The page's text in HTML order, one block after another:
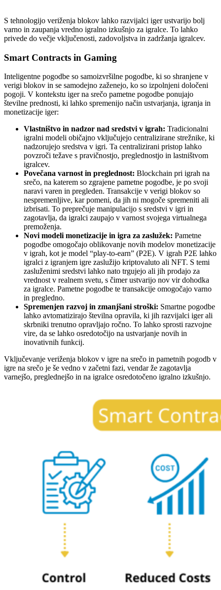
S tehnologijo veriženja blokov lahko razvijalci iger ustvarijo bolj
varno in zaupanja vredno igralno izkušnjo za igralce. To lahko
privede do večje vključenosti, zadovoljstva in zadržanja igralcev.
Smart Contracts in Gaming
Inteligentne pogodbe so samoizvršilne pogodbe, ki so shranjene v
verigi blokov in se samodejno zaženejo, ko so izpolnjeni določeni
pogoji. V kontekstu iger na srečo pametne pogodbe ponujajo
številne prednosti, ki lahko spremenijo način ustvarjanja, igranja in
monetizacije iger:
Vlastništvo in nadzor nad sredstvi v igrah: Tradicionalni
igralni modeli običajno vključujejo centralizirane strežnike, ki
nadzorujejo sredstva v igri. Ta centralizirani pristop lahko
povzroči težave s pravičnostjo, preglednostjo in lastništvom
igralcev.
Povečana varnost in preglednost: Blockchain pri igrah na
srečo, na katerem so zgrajene pametne pogodbe, je po svoji
naravi varen in pregleden. Transakcije v verigi blokov so
nespremenljive, kar pomeni, da jih ni mogoče spremeniti ali
izbrisati. To preprečuje manipulacijo s sredstvi v igri in
zagotavlja, da igralci zaupajo v varnost svojega virtualnega
premoženja.
Novi modeli monetizacije in igra za zaslužek: Pametne
pogodbe omogočajo oblikovanje novih modelov monetizacije
v igrah, kot je model “play-to-earn” (P2E). V igrah P2E lahko
igralci z igranjem igre zaslužijo kriptovaluto ali NFT. S temi
zasluženimi sredstvi lahko nato trgujejo ali jih prodajo za
vrednost v realnem svetu, s čimer ustvarijo nov vir dohodka
za igralce. Pametne pogodbe te transakcije omogočajo varno
in pregledno.
Spremenjen razvoj in zmanjšani stroški: Smartne pogodbe
lahko avtomatizirajo številna opravila, ki jih razvijalci iger ali
skrbniki trenutno opravljajo ročno. To lahko sprosti razvojne
vire, da se lahko osredotočijo na ustvarjanje novih in
inovativnih funkcij.
Vključevanje veriženja blokov v igre na srečo in pametnih pogodb v
igre na srečo je še vedno v začetni fazi, vendar že zagotavlja
varnejšo, preglednejšo in na igralce osredotočeno igralno izkušnjo.